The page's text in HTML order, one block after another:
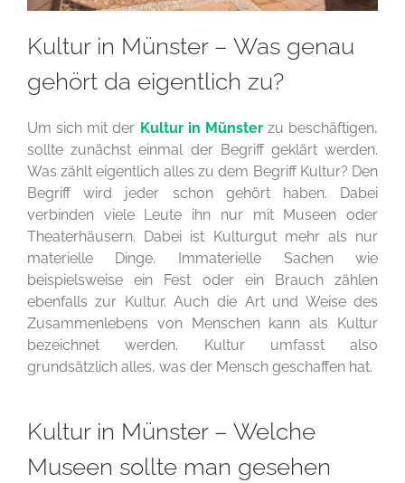
Kultur in Münster – Was genau
gehört da eigentlich zu?
Um sich mit der Kultur in Münsterzu beschäftigen,
sollte zunächst einmal der Begriff geklärt werden.
Was zählt eigentlich alles zu dem Begriff Kultur? Den
Begriff wird jeder schon gehört haben. Dabei
verbinden viele Leute ihn nur mit Museen oder
Theaterhäusern. Dabei ist Kulturgut mehr als nur
materielle Dinge. Immaterielle Sachen wie
beispielsweise ein Fest oder ein Brauch zählen
ebenfalls zur Kultur. Auch die Art und Weise des
Zusammenlebens von Menschen kann als Kultur
bezeichnet werden. Kultur umfasst also
grundsätzlich alles, was der Mensch geschaffen hat.
Kultur in Münster – Welche
Museen sollte man gesehen